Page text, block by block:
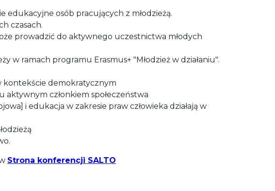
edukacyjne osób pracujących z młodzieżą.
czasach.
prowadzić do aktywnego uczestnictwa młodych
w ramach programu Erasmus+ "Młodzież w działaniu".
kontekście demokratycznym
aktywnym członkiem społeczeństwa
i edukacja w zakresie praw człowieka działają w
Strona konferencji SALTO